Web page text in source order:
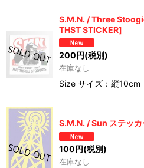
S.M.N. / Three
THST STICKER]
200 円(税別)
在庫なし
Size サイズ：縦
S.M.N. / Sun ステッカ
100円(税別)
在庫なし